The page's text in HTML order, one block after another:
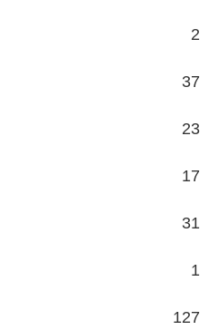
2
37
23
17
31
1
127